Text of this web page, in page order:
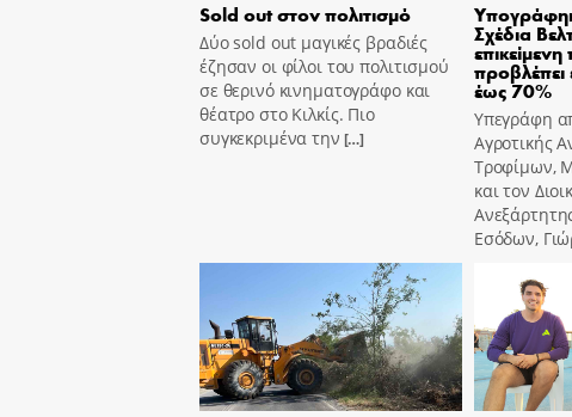
Sold out στον πολιτισμό
Δύο sold out μαγικές βραδιές
έζησαν οι φίλοι του πολιτισμού
σε θερινό κινηματογράφο και
θέατρο στο Κιλκίς. Πιο
συγκεκριμένα την […]
Σχέδια
έως 70%
Υπεγράφη
Αγροτικής
Τροφίμων,
και τον
Εσόδων,